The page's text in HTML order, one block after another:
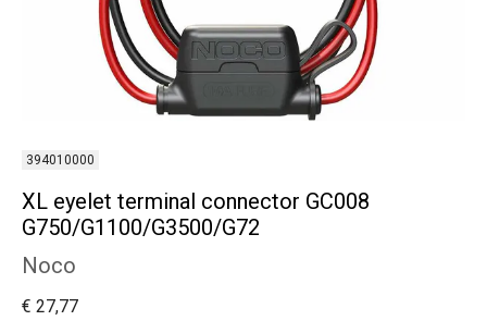
394010000
XL eyelet terminal connector GC008
G750/G1100/G3500/G72
Noco
€ 27,77